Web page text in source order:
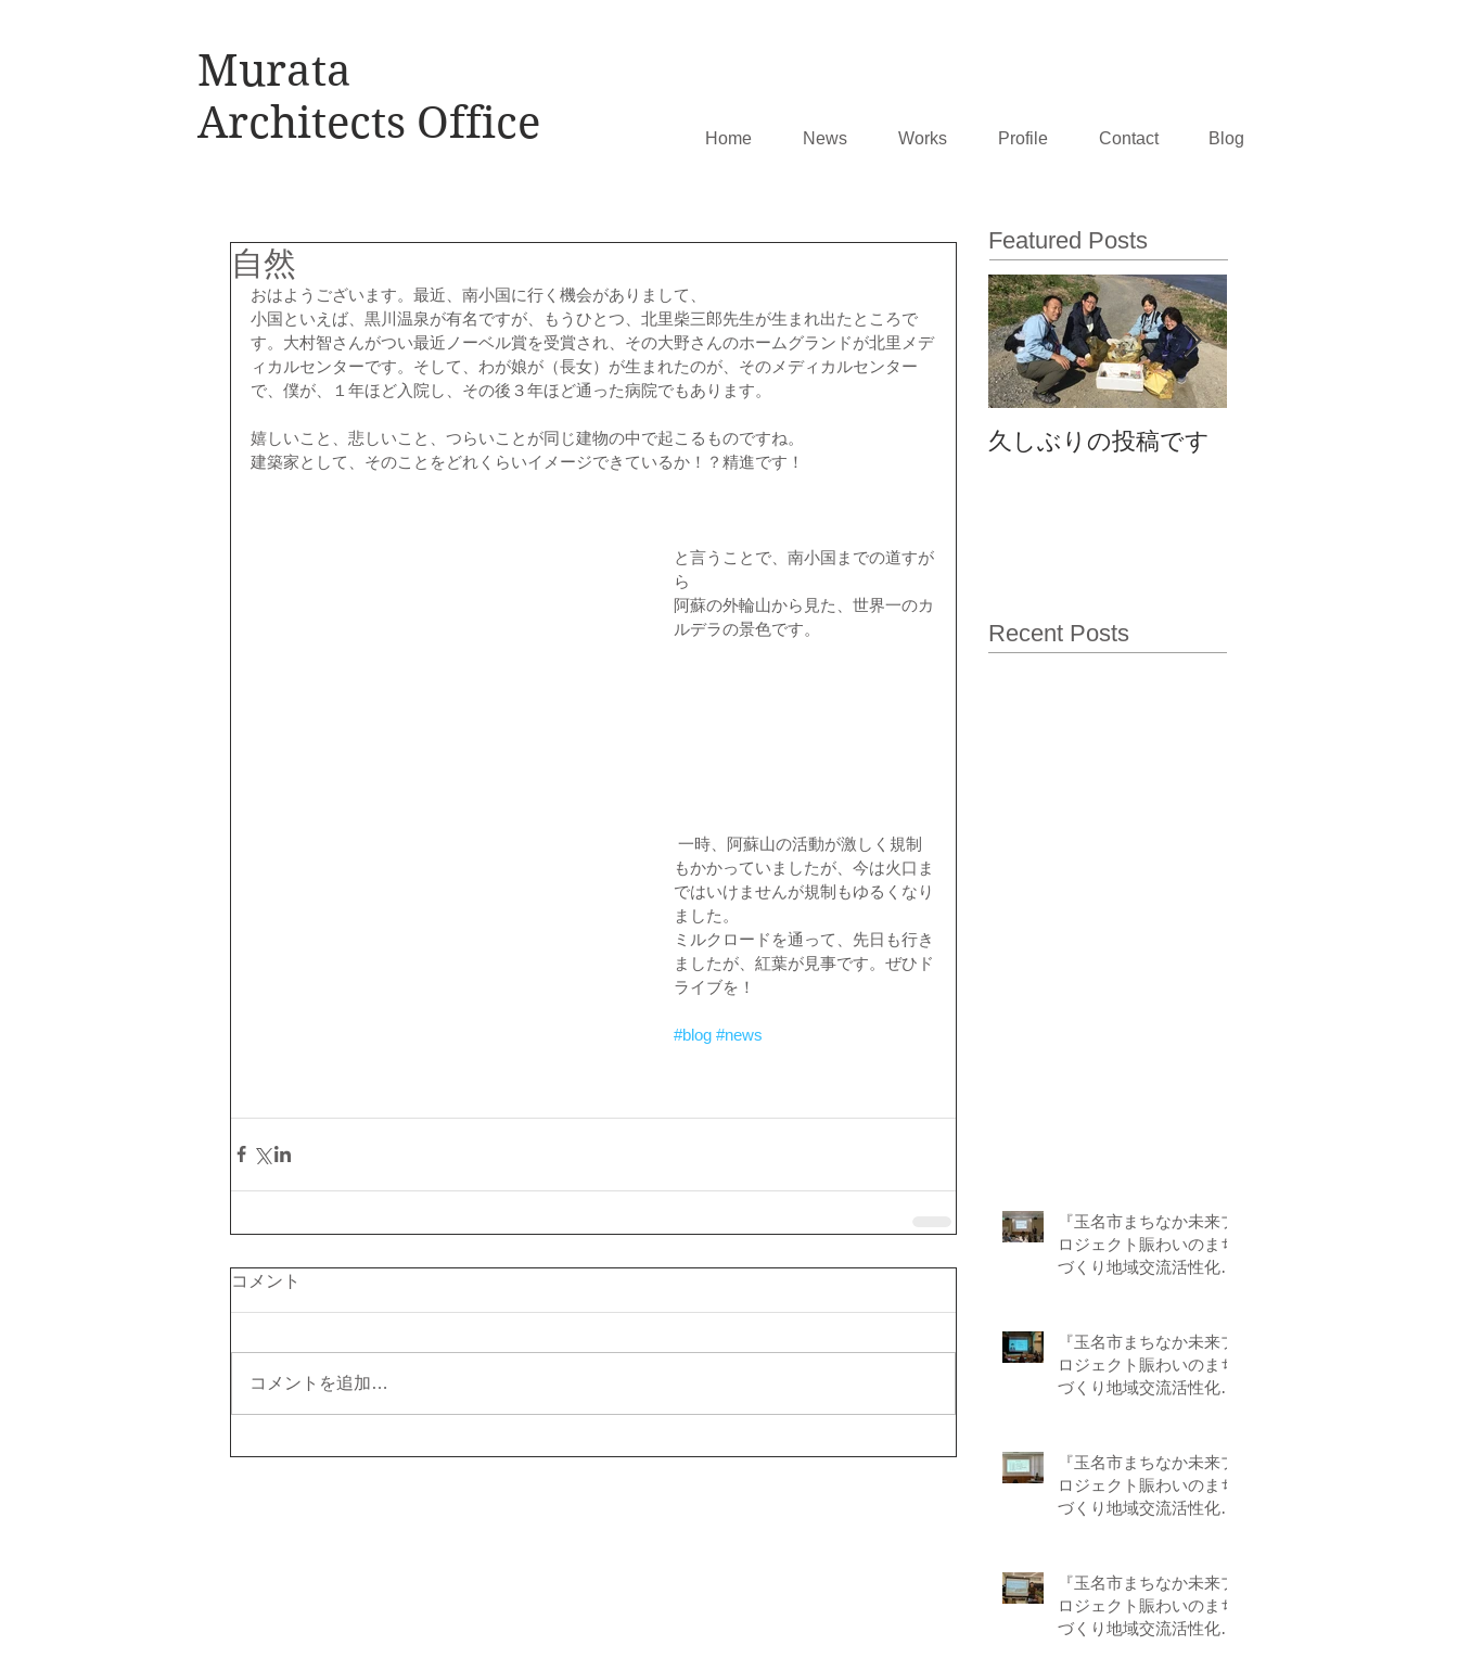
Murata
Architects Office
Home News Works Profile Contact Blog
自然
おはようございます。最近、南小国に行く機会がありまして、
小国といえば、黒川温泉が有名ですが、もうひとつ、北里柴三郎先生が生まれ出たところで
す。大村智さんがつい最近ノーベル賞を受賞され、その大野さんのホームグランドが北里メデ
ィカルセンターです。そして、わが娘が（長女）が生まれたのが、そのメディカルセンター
で、僕が、１年ほど入院し、その後３年ほど通った病院でもあります。
嬉しいこと、悲しいこと、つらいことが同じ建物の中で起こるものですね。
建築家として、そのことをどれくらいイメージできているか！？精進です！
と言うことで、南小国までの道すが
ら
阿蘇の外輪山から見た、世界一のカ
ルデラの景色です。
もかかっていましたが、今は火口ま
ではいけませんが規制もゆるくなり
ました。
ミルクロードを通って、先日も行き
ましたが、紅葉が見事です。ぜひド
ライブを！
#blog #news
コメント
コメントを追加…
Featured Posts
久しぶりの投稿です
Recent Posts
『玉名市まちなか未来プ
ロジェクト賑わいのまち
づくり地域交流活性化事
『玉名市まちなか未来プ
ロジェクト賑わいのまち
づくり地域交流活性化事
『玉名市まちなか未来プ
ロジェクト賑わいのまち
づくり地域交流活性化事
『玉名市まちなか未来プ
ロジェクト賑わいのまち
づくり地域交流活性化事